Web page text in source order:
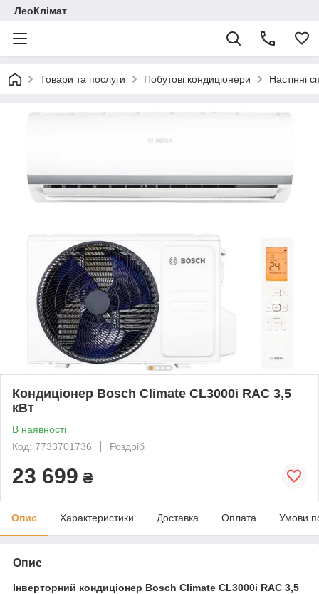
ЛеоКлімат
Товари та послуги Побутові кондиціонери Настінні
Кондиціонер Bosch Climate CL3000i RAC 3,5
кВт
В наявності
Код: 7733701736
Роздріб
23 699 ₴
Опис Характеристики Доставка Оплата Умови
Опис
Інверторний кондиціонер Bosch Climate CL3000i RAC 3,5